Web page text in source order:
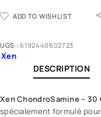
ADD TO WISHLIST
UGS :6192440602723
Xen
DESCRIPTION
Xen ChondroSamine – 30
spécialement formulé